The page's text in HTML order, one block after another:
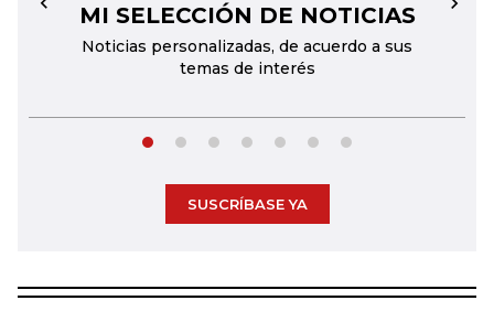
MI SELECCIÓN DE NOTICIAS
Noticias personalizadas, de acuerdo a sus
temas de interés
← →
SUSCRÍBASE YA